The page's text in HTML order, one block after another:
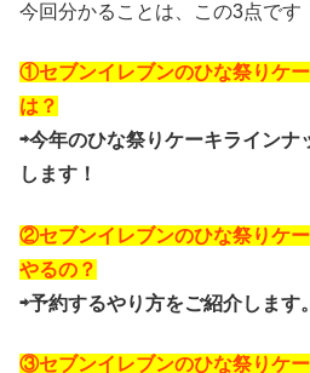
今回分かることは、この3点です
①セブンイレブンのひな祭りケ
は？
⇨今年のひな祭りケーキラインナ
します！
②セブンイレブンのひな祭りケ
やるの？
⇨予約するやり方をご紹介します。
③セブンイレブンのひな祭りケ